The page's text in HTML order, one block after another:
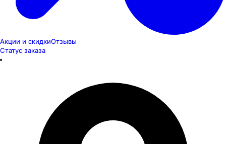
Акции и скидкиОтзывы
Статус заказа